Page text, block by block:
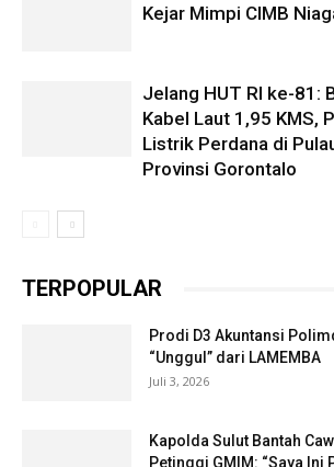
Kejar Mimpi CIMB
Jelang HUT RI ke-81:
Kabel Laut 1,95 KMS,
Listrik Perdana di
Provinsi Gorontalo
TERPOPULAR
Prodi D3 Akuntansi
“Unggul” dari LAMEMBA
Juli 3, 2026
Kapolda Sulut Bantah
Petinggi GMIM: “Saya Ini